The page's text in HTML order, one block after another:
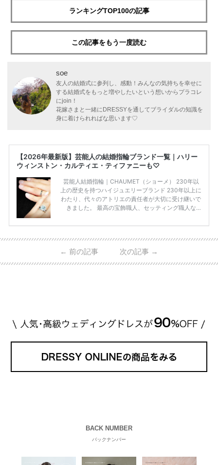
ランキングTOP100の記事
この記事をもう一度読む
soe
友人の結婚式に参列し、感動！みんなの気持ちを幸せに
する結婚式をもっと増やしたいという想いからプラコレ
にjoin！
花嫁さまと一緒にDRESSYを通してブライダルの知識を
身に着けられればな思います♡
【2026年最新版】芸能人の結婚指輪ブランド一覧｜ハリー
ウィンストン・カルティエ・ティファニーも♡
芸能人結婚指輪｜CHAUMET（ショーメ） 230年以
上の歴史を持つハイジュエリーブランド 230年以上に
わたり、代々のアトリエの責任者が大切に受け継いで
きました。 最高の宝飾職人、セッティング職人な
高品質の宝石を扱っています。 至高のデザインと品
ん・魔裟斗さんの婚約指輪 魔裟斗さんが矢沢さんに
贈られた指輪は1カラットのものです。 ショーメの価
← 前の記事 次の記事 →
BACK NUMBER
バックナンバー